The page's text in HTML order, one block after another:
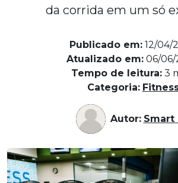
da corrida em um só
Publicado em: 12/04/
Atualizado em: 06/06/
Tempo de leitura: 3
Categoria:
Autor: Smart